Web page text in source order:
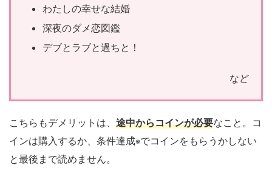
わたしの幸せな結婚
深夜のダメ恋図鑑
デブとラブと過ちと！
など
こちらもデメリットは、 途中からコインが必要なこと。コ
インは購入するか、条件達成※でコインをもらうかしない
と最後まで読めません。